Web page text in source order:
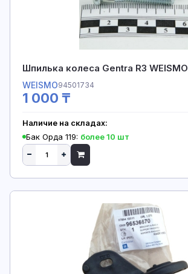
Шпилька колеса Gentra R3 WEISMO
WEISMO94501734
1 000 ₸
Наличие на складах:
Бак Орда 119: более 10 шт